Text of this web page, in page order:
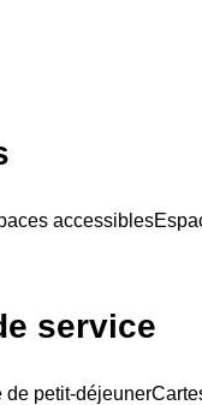
accessibles
service
de petit-déjeuner